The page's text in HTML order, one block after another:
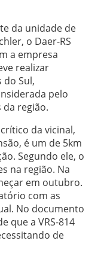
da unidade de
o Daer-RS
a empresa
realizar
do Sul,
pelo
região.
da vicinal,
é um de 5km
Segundo ele, o
na região. Na
em outubro.
com as
No documento
que a VRS-814
de